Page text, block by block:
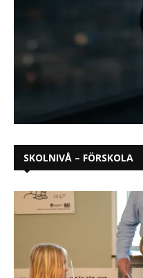
SKOLNIVÅ – FÖRSKOLA